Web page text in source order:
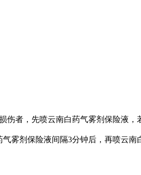
伤者，先喷云南白药气雾剂保险液，
雾剂保险液间隔3分钟后，再喷云南